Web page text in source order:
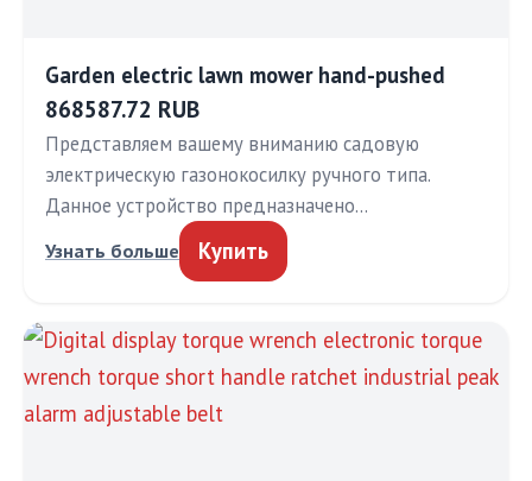
Garden electric lawn mower hand-pushed
868587.72 RUB
Представляем вашему вниманию садовую
электрическую газонокосилку ручного типа.
Данное устройство предназначено…
Узнать больше Купить